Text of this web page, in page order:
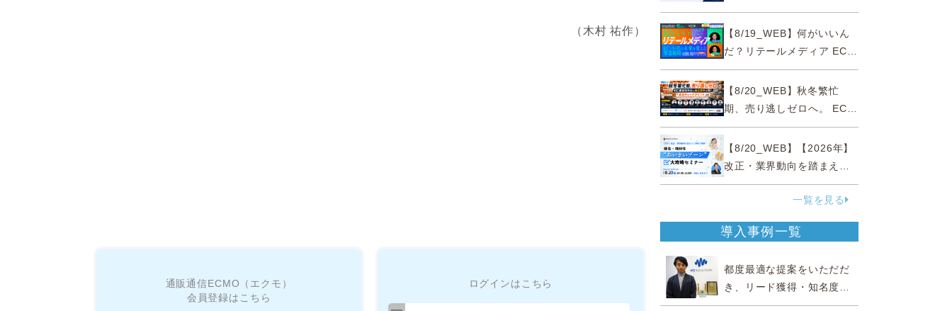
（木村 祐作）
通販通信ECMO（エクモ）
会員登録はこちら
ログインはこちら
集中ハンズオン研修【10名
限定・東京三田】
【8/19_WEB】何がいいん
だ？リテールメディア EC・
小売の未来を変える事業戦
略【8/20_WEB】秋冬繁忙
期、売り逃しゼロへ。 EC運
営効率化と機会損失を防ぐ
『直前チェックポイント』
【8/20_WEB】【2026年】
改正・業界動向を踏まえて
事例で理解 健食・機能
性“あいまいゾーン”大攻略セ
一覧を見る
導入事例一覧
都度最適な提案をいただだ
き、リード獲得・知名度向
上に効果実感